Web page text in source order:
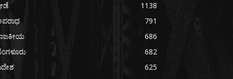
1138
791
686
682
625